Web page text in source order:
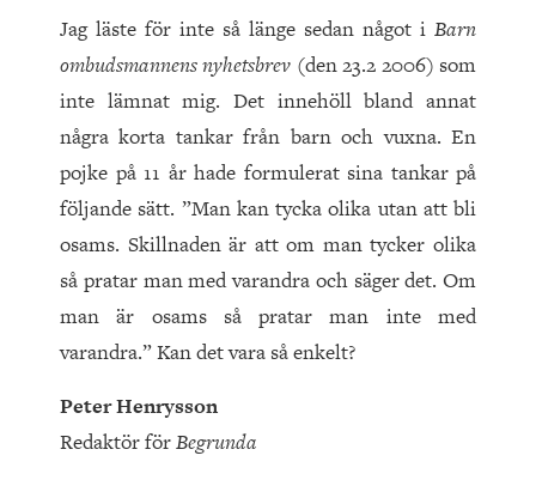
Jag läste för inte så länge sedan något i Barn
ombudsmannens nyhetsbrev (den 23.2 2006) som
inte lämnat mig. Det innehöll bland annat
några korta tankar från barn och vuxna. En
pojke på 11 år hade formulerat sina tankar på
följande sätt. ”Man kan tycka olika utan att bli
osams. Skillnaden är att om man tycker olika
så pratar man med varandra och säger det. Om
man är osams så pratar man inte med
varandra.” Kan det vara så enkelt?
Peter Henrysson
Redaktör förBegrunda